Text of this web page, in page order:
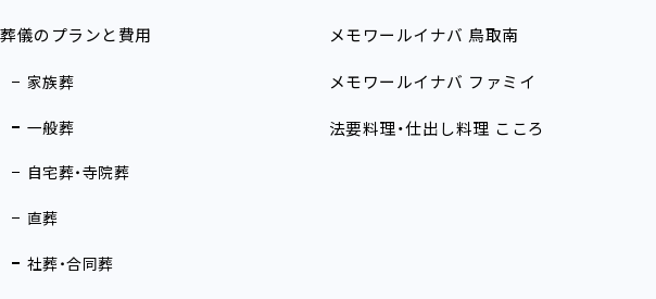
葬儀のプランと費用
家族葬
一般葬
自宅葬・寺院葬
直葬
社葬・合同葬
メモワールイナバ 鳥取南
メモワールイナバ ファミイ
法要料理・仕出し料理 こころ